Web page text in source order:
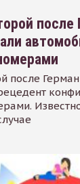
после
после